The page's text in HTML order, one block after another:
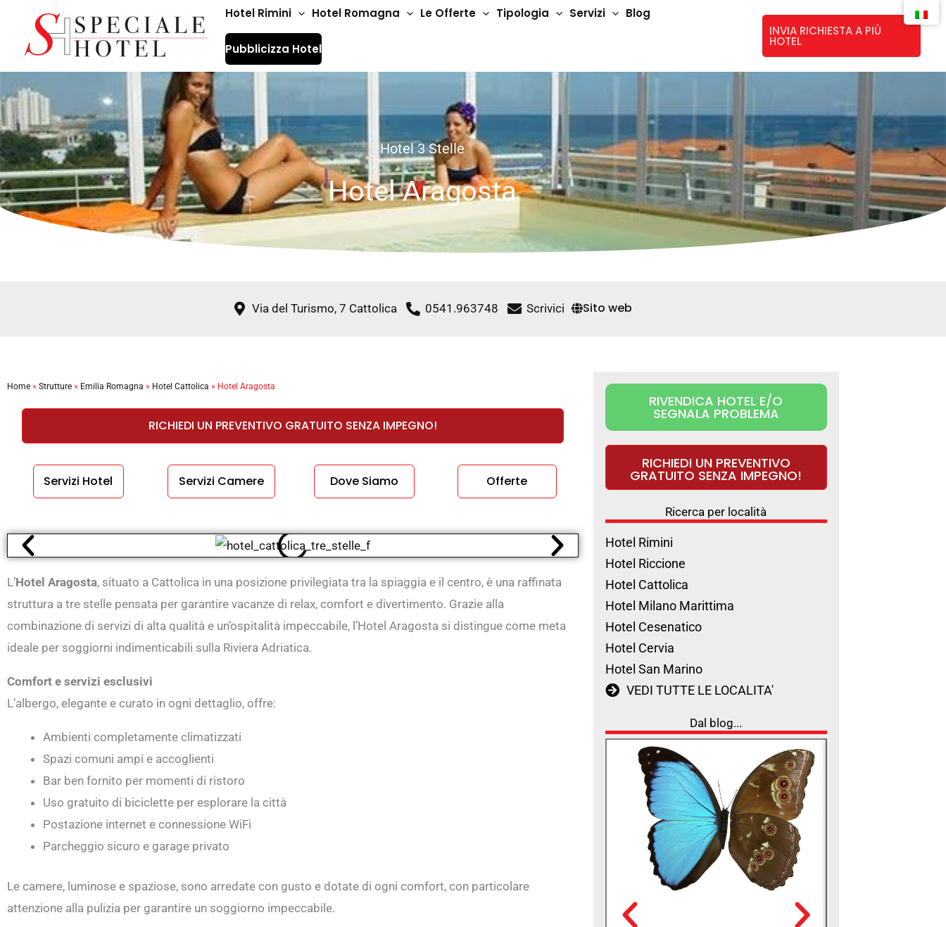
contenuto
Hotel Rimini Hotel Romagna Le Offerte Tipologia Servizi Blog
Pubblicizza Hotel
INVIA RICHIESTA A PIÙ
HOTEL
Hotel 3 Stelle
Hotel Aragosta
Via del Turismo, 7 Cattolica 0541.963748 Scrivici Sito web
Home » Strutture » Emilia Romagna » Hotel Cattolica » Hotel Aragosta
RICHIEDI UN PREVENTIVO GRATUITO SENZA IMPEGNO!
Servizi Hotel Servizi Camere Dove Siamo Offerte
L’Hotel Aragosta, situato a Cattolica in una posizione privilegiata tra la spiaggia e il centro, è una raffinata
struttura a tre stelle pensata per garantire vacanze di relax, comfort e divertimento. Grazie alla
combinazione di servizi di alta qualità e un’ospitalità impeccabile, l’Hotel Aragosta si distingue come meta
ideale per soggiorni indimenticabili sulla Riviera Adriatica.
Comfort e servizi esclusivi
L’albergo, elegante e curato in ogni dettaglio, offre:
Ambienti completamente climatizzati
Spazi comuni ampi e accoglienti
Bar ben fornito per momenti di ristoro
Uso gratuito di biciclette per esplorare la città
Postazione internet e connessione WiFi
Parcheggio sicuro e garage privato
Le camere, luminose e spaziose, sono arredate con gusto e dotate di ogni comfort, con particolare
attenzione alla pulizia per garantire un soggiorno impeccabile.
RIVENDICA HOTEL E/O
SEGNALA PROBLEMA
RICHIEDI UN PREVENTIVO
GRATUITO SENZA IMPEGNO!
Ricerca per località
Hotel Rimini
Hotel Riccione
Hotel Cattolica
Hotel Milano Marittima
Hotel Cesenatico
Hotel Cervia
Hotel San Marino
VEDI TUTTE LE LOCALITA'
Dal blog...